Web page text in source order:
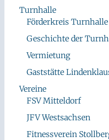
Turnhalle
Förderkreis Turnhalle
Geschichte der
Vermietung
Gaststätte
Vereine
FSV Mitteldorf
JFV Westsachsen
Fitnessverein